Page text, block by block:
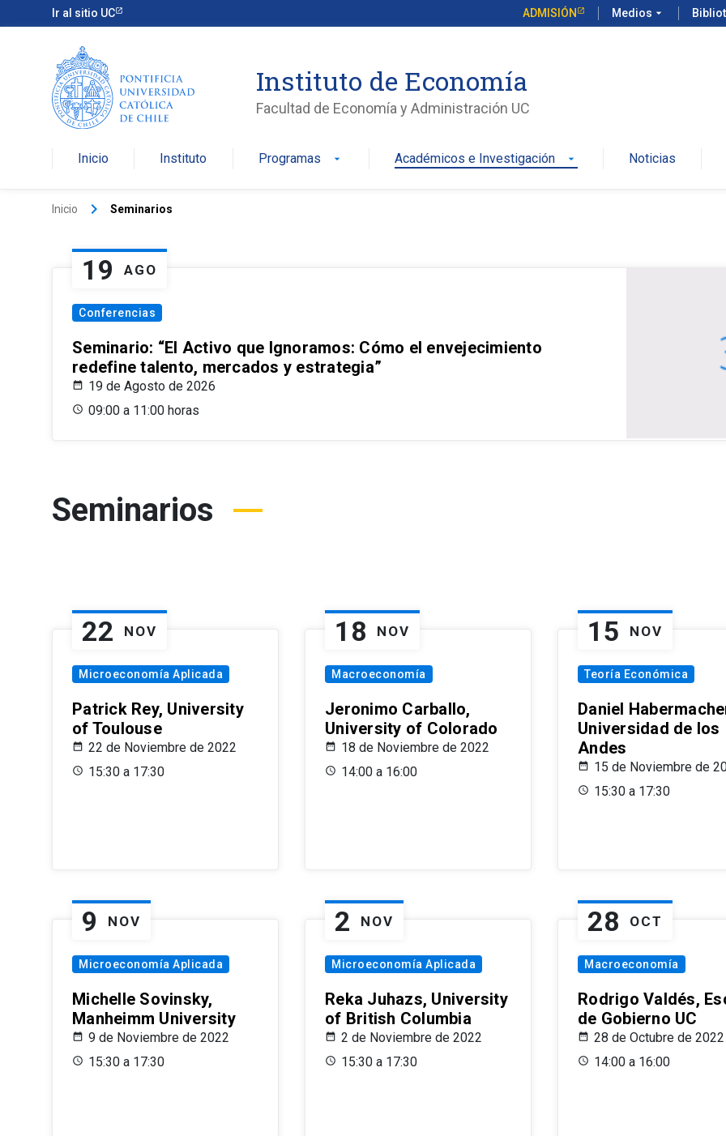
Ir al sitio UC ADMISIÓN Medios arrow_drop_down
Instituto de Economía
Facultad de Economía y Administración UC
Inicio Instituto Programas arrow_drop_down Académicos e Investigación arrow_drop_down Noticias
Inicio keyboard_arrow_right Seminarios
19 AGO
Conferencias
Seminario: “El Activo que Ignoramos: Cómo el envejecimiento
redefine talento, mercados y estrategia”
19 de Agosto de 2026
09:00 a 11:00 horas
Seminarios
22 NOV
Microeconomía Aplicada
Patrick Rey, University
of Toulouse
22 de Noviembre de 2022
15:30 a 17:30
18 NOV
Macroeconomía
Jeronimo Carballo,
University of Colorado
18 de Noviembre de 2022
14:00 a 16:00
15 NOV
Teoría Económica
Daniel
Universidad de los
Andes
15 de Noviembre de
15:30 a 17:30
9 NOV
Microeconomía Aplicada
Michelle Sovinsky,
Manheimm University
9 de Noviembre de 2022
15:30 a 17:30
2 NOV
Microeconomía Aplicada
Reka Juhazs, University
of British Columbia
2 de Noviembre de 2022
15:30 a 17:30
28 OCT
Macroeconomía
Rodrigo Valdés,
de Gobierno UC
28 de Octubre de 2022
14:00 a 16:00